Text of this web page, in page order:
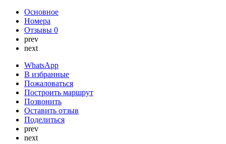
Основное
Номера
Отзывы 0
prev
next
WhatsApp
В избранные
Пожаловаться
Построить маршрут
Позвонить
Оставить отзыв
Поделиться
prev
next